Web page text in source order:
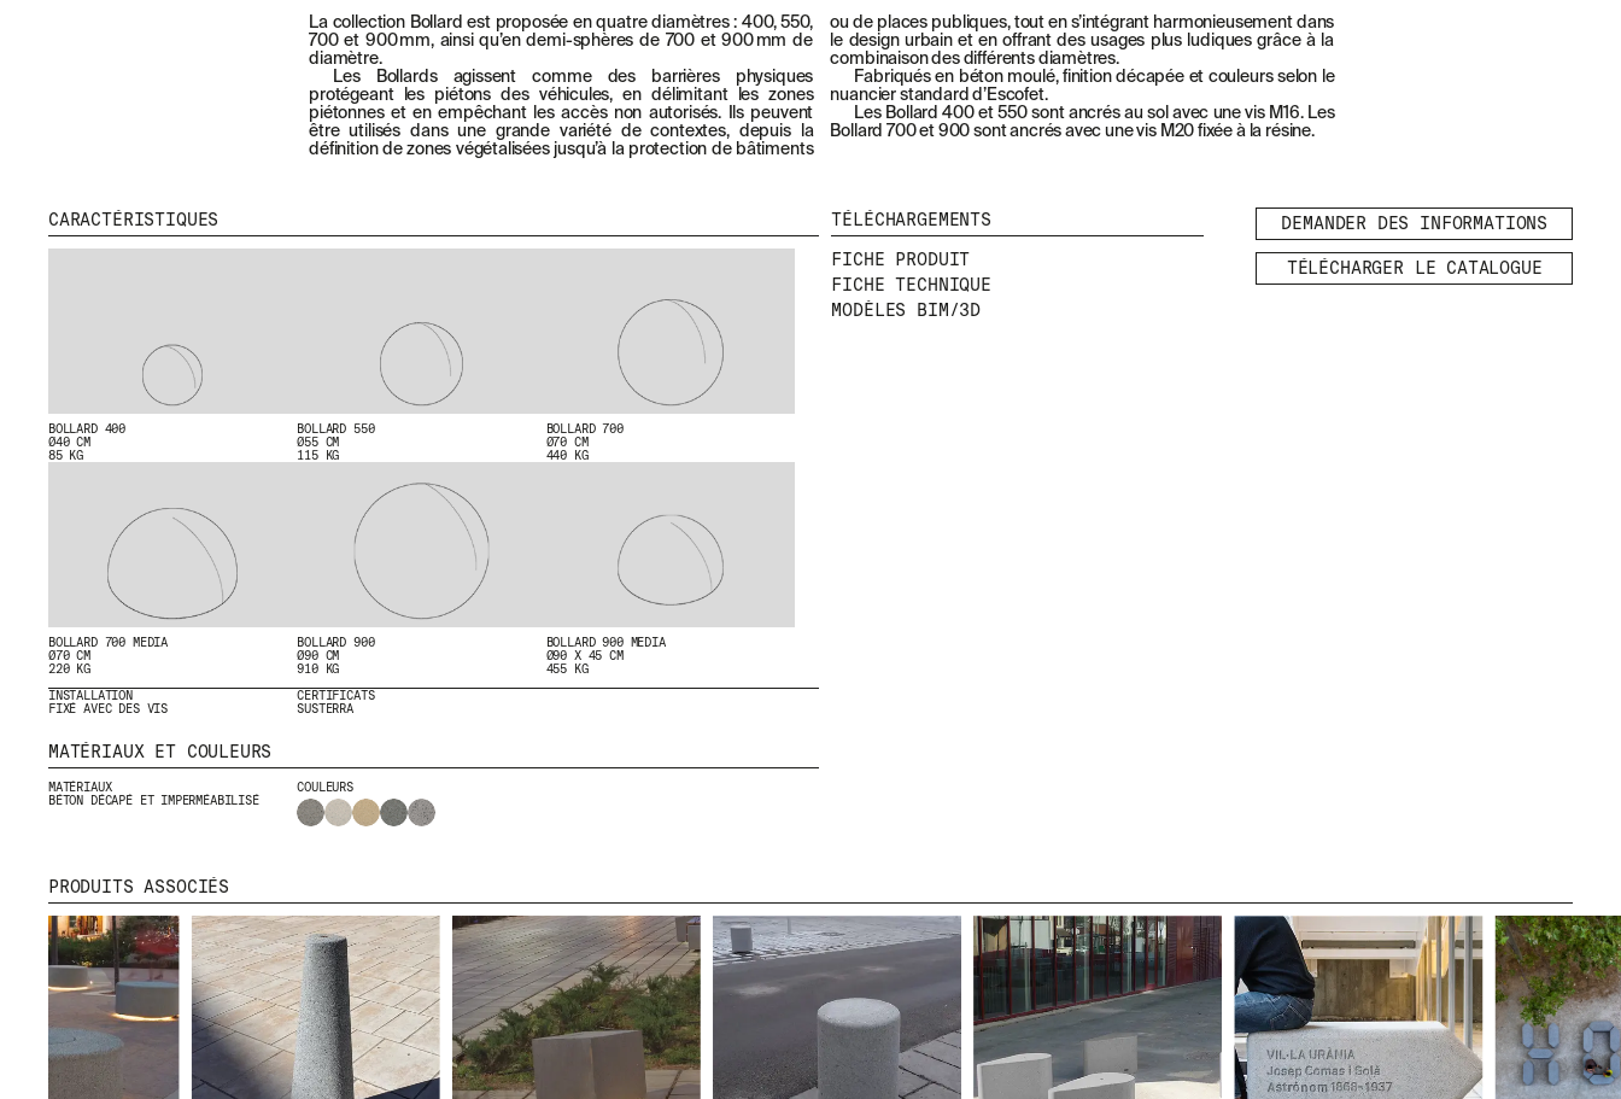
La collection Bollard est proposée en quatre diamètres : 400, 550,
700 et 900 mm, ainsi qu’en demi-sphères de 700 et 900 mm de
diamètre.
Les Bollards agissent comme des barrières physiques
protégeant les piétons des véhicules, en délimitant les zones
piétonnes et en empêchant les accès non autorisés. Ils peuvent
être utilisés dans une grande variété de contextes, depuis la
définition de zones végétalisées jusqu’à la protection de bâtiments
ou de places publiques, tout en s’intégrant harmonieusement dans
le design urbain et en offrant des usages plus ludiques grâce à la
combinaison des différents diamètres.
Fabriqués en béton moulé, finition décapée et couleurs selon le
nuancier standard d’Escofet.
Les Bollard 400 et 550 sont ancrés au sol avec une vis M16. Les
Bollard 700 et 900 sont ancrés avec une vis M20 fixée à la résine.
CARACTÉRISTIQUES
BOLLARD 400
Ø40 CM
85 KG
BOLLARD 550
Ø55 CM
115 KG
BOLLARD 700
Ø70 CM
440 KG
BOLLARD 700 MEDIA
Ø70 CM
220 KG
BOLLARD 900
Ø90 CM
910 KG
BOLLARD 900 MEDIA
Ø90 X 45 CM
455 KG
INSTALLATION
FIXÉ AVEC DES VIS
CERTIFICATS
SUSTERRA
MATÉRIAUX ET COULEURS
MATÉRIAUX
BÉTON DÉCAPÉ ET IMPERMÉABILISÉ
COULEURS
TÉLÉCHARGEMENTS
FICHE PRODUIT
FICHE TECHNIQUE
MODÈLES BIM/3D
DEMANDER DES INFORMATIONS
TÉLÉCHARGER LE CATALOGUE
PRODUITS ASSOCIÉS
MENU
PRODUITS
PROJETS
TÉLÉCHARGEMENTS
S
L
E
T
T
E
R
CANAL ÉTHIQUE
CRÉDITS